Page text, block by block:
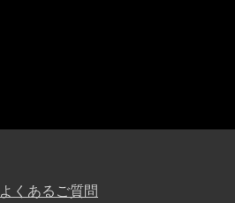
よくあるご質問